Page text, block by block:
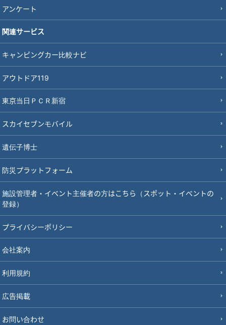
アンケート
関連サービス
キャンピングカー比較ナビ
アウトドア119
東京当日ＰＣＲ新宿
スカイセブンモバイル
遺伝子博士
防災プラットフォーム
施設管理者・イベント主催者の方はこちら（スポット・イベントの
登録）
プライバシーポリシー
会社案内
利用規約
広告掲載
お問い合わせ